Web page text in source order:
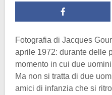
Fotografia di Jacques
aprile 1972: durante delle
momento in cui due
Ma non si tratta di due
amici di infanzia che si